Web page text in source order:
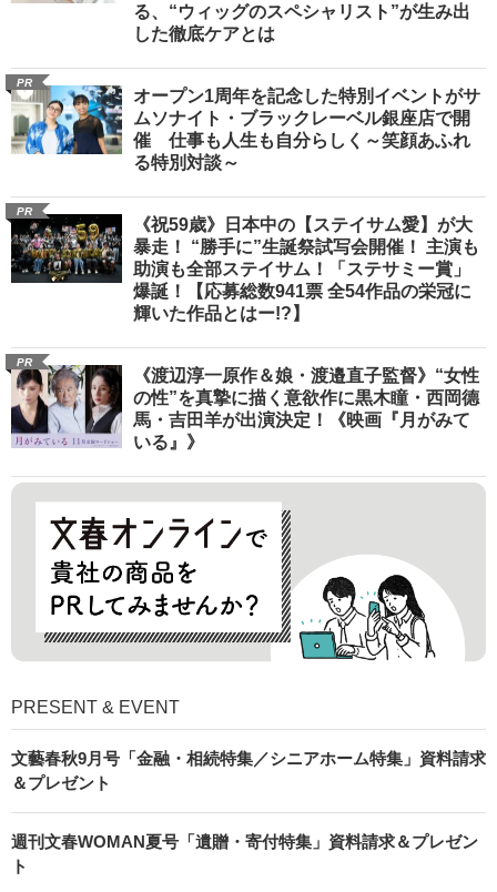
る、“ウィッグのスペシャリスト”が生み出
した徹底ケアとは
PR
オープン1周年を記念した特別イベントがサ
ムソナイト・ブラックレーベル銀座店で開
催 仕事も人生も自分らしく～笑顔あふれ
る特別対談～
PR
《祝59歳》日本中の【ステイサム愛】が大
暴走！ “勝手に”生誕祭試写会開催！ 主演も
助演も全部ステイサム！「ステサミー賞」
爆誕！【応募総数941票 全54作品の栄冠に
輝いた作品とはー!?】
PR
《渡辺淳一原作＆娘・渡邉直子監督》“女性
の性”を真摯に描く意欲作に黒木瞳・西岡德
馬・吉田羊が出演決定！《映画『月がみて
いる』》
PRESENT & EVENT
文藝春秋9月号「金融・相続特集／シニアホーム特集」資料請求
＆プレゼント
週刊文春WOMAN夏号「遺贈・寄付特集」資料請求＆プレゼン
ト